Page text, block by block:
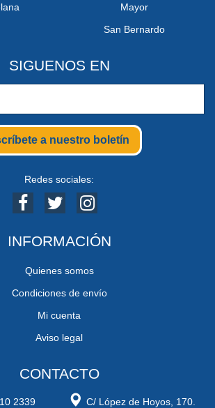
Mayor
San Bernardo
SIGUENOS EN
a nuestro boletín
Redes sociales:
INFORMACIÓN
Quienes somos
Condiciones de envío
Mi cuenta
Aviso legal
CONTACTO
2339 C/ López de Hoyos, 170.